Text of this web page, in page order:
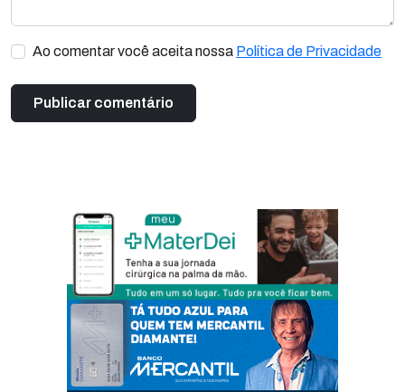
Ao comentar você aceita nossa Política de Privacidade